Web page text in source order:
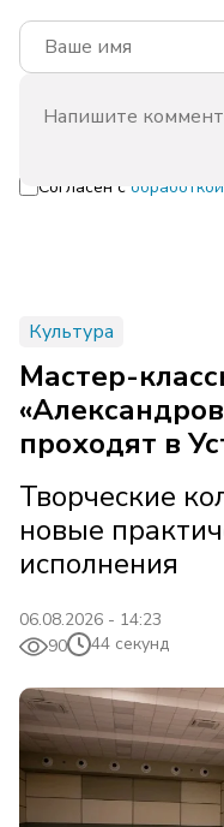
Согласен с
Культура
Мастер-
проходят в
Творческие
новые
исполнения
06.08.2026 - 14:23
90
44 секунд